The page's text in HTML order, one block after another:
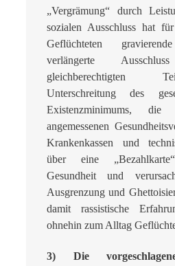
„Vergrämung“ durch
sozialen Ausschluss hat
Geflüchteten
verlängerte
gleichberechtigten
Unterschreitung des
Existenzminimums, die
angemessenen
Krankenkassen und
über eine
Gesundheit und
Ausgrenzung und
damit rassistische
ohnehin zum Alltag
3) Die